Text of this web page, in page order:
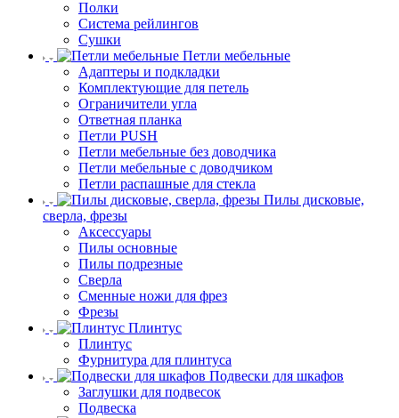
Полки
Система рейлингов
Сушки
Петли мебельные
Адаптеры и подкладки
Комплектующие для петель
Ограничители угла
Ответная планка
Петли PUSH
Петли мебельные без доводчика
Петли мебельные с доводчиком
Петли распашные для стекла
Пилы дисковые,
сверла, фрезы
Аксессуары
Пилы основные
Пилы подрезные
Сверла
Сменные ножи для фрез
Фрезы
Плинтус
Плинтус
Фурнитура для плинтуса
Подвески для шкафов
Заглушки для подвесок
Подвеска